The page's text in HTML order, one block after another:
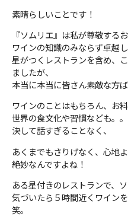
素晴らしいことです！
『ソムリエ』は私が尊敬する
ワインの知識のみならず卓越
星がつくレストランを含め、
ましたが、
本当に本当に皆さん素敵な方ば
ワインのことはもちろん、お料
世界の食文化や習慣なども。。
決して話すぎることなく、
あくまでもさりげなく、心地よ
絶妙なんですよね！
ある星付きのレストランで、
気づいたら５時間近くワイン
笑。